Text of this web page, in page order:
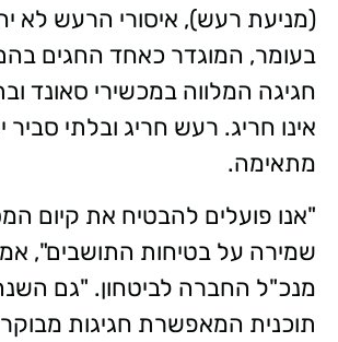
(מניעת רעש), איסורי הרעש לא
בעומר, המוגדר כאחד החגים
חגיגה המלווה במכשירי סאונד
אינו חריג. רעש חריג ובלתי
מתאימה.
"אנו פועלים להבטיח את קיום
שמירה על בטיחות התושבים",
מנכ"ל החברה לביטחון. "גם